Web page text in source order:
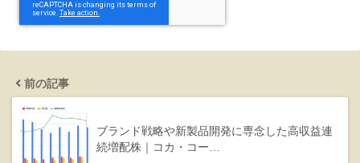
前の記事
ブランド戦略や新製品開発に専念した高収益連
続増配株｜コカ・コー…